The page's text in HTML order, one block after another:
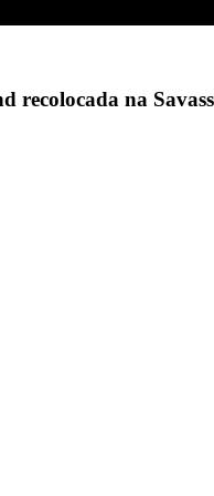
recolocada na